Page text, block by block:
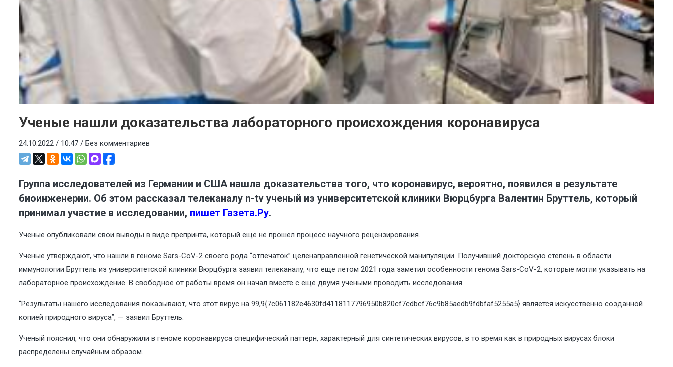
Ученые нашли доказательства лабораторного происхождения коронавируса
24.10.2022 / 10:47 / Без комментариев
Группа исследователей из Германии и США нашла доказательства того, что коронавирус, вероятно, появился в результате
биоинженерии. Об этом рассказал телеканалу n-tv ученый из университетской клиники Вюрцбурга Валентин Бруттель, который
принимал участие в исследовании, пишет Газета.Ру.
Ученые опубликовали свои выводы в виде препринта, который еще не прошел процесс научного рецензирования.
Ученые утверждают, что нашли в геноме Sars-CoV-2 своего рода “отпечаток” целенаправленной генетической манипуляции. Получивший докторскую степень в области
иммунологии Бруттель из университетской клиники Вюрцбурга заявил телеканалу, что еще летом 2021 года заметил особенности генома Sars-CoV-2, которые могли указывать на
лабораторное происхождение. В свободное от работы время он начал вместе с еще двумя учеными проводить исследования.
“Результаты нашего исследования показывают, что этот вирус на 99,9{7c061182e4630fd4118117796950b820cf7cdbcf76c9b85aedb9fdbfaf5255a5} является искусственно созданной
копией природного вируса”, — заявил Бруттель.
Ученый пояснил, что они обнаружили в геноме коронавируса специфический паттерн, характерный для синтетических вирусов, в то время как в природных вирусах блоки
распределены случайным образом.